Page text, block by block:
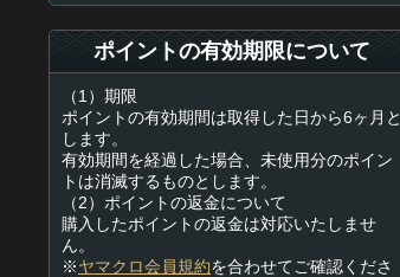
ポイントの有効期限について
（1）期限
ポイントの有効期間は取得した日から6ヶ月と
します。
有効期間を経過した場合、未使用分のポイン
トは消滅するものとします。
（2）ポイントの返金について
購入したポイントの返金は対応いたしませ
ん。
※ヤマクロ会員規約を合わせてご確認くださ